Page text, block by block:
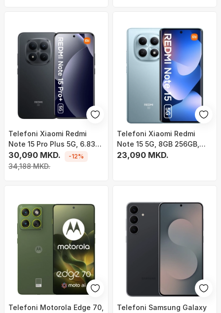
Telefoni Xiaomi Redmi
Note 15 Pro Plus 5G, 6.83"
AMOLED, 8GB 256GB, i zi
30,090 MKD.
34,188 MKD.
-12%
Telefoni Xiaomi Redmi
Note 15 5G, 8GB 256GB,
AMOLED 120Hz, Glacier
23,090 MKD.
Telefoni Motorola Edge 70,
Telefoni Samsung Galaxy